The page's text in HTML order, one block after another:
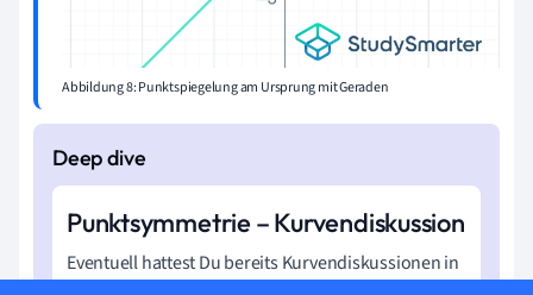
Abbildung 8: Punktspiegelung am Ursprung mit Geraden
Punktsymmetrie – Kurvendiskussion
Eventuell hattest Du bereits Kurvendiskussionen in